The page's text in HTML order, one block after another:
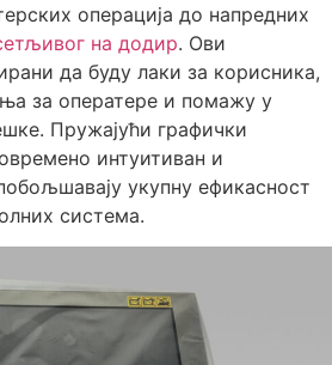
операција до напредних
на додир. Ови
да буду лаки за корисника,
за оператере и помажу у
Пружајући графички
интуитиван и
укупну ефикасност
система.